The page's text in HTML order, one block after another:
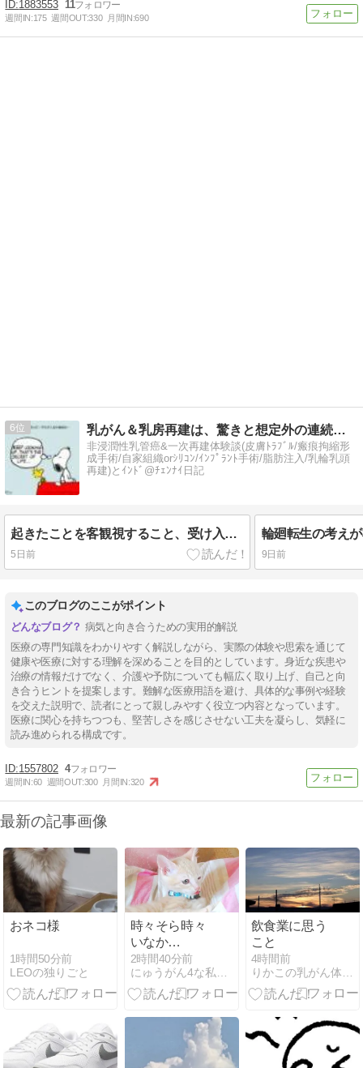
1883553 11
週間IN:175 週間OUT:330 月間IN:690
6 乳がん＆乳房再建は、驚きと想定外の連続！？を経てインド生活へ
非浸潤性乳管癌&一次再建体験談(皮膚ﾄﾗﾌﾞﾙ/瘢痕拘縮形
成手術/自家組織orｼﾘｺﾝ/ｲﾝﾌﾟﾗﾝﾄ手術/脂肪注入/乳輪乳頭
再建)とｲﾝﾄﾞ@ﾁｪﾝﾅｲ日記
起きたことを客観視すること、受け入れること
5日前 9日前
このブログのここがポイント
病気と向き合うための実用的解説
医療の専門知識をわかりやすく解説しながら、実際の体験や思索を通じて
健康や医療に対する理解を深めることを目的としています。身近な疾患や
治療の情報だけでなく、介護や予防についても幅広く取り上げ、自己と向
き合うヒントを提案します。難解な医療用語を避け、具体的な事例や経験
を交えた説明で、読者にとって親しみやすく役立つ内容となっています。
医療に関心を持ちつつも、堅苦しさを感じさせない工夫を凝らし、気軽に
読み進められる構成です。
1557802 4
週間IN:60 週間OUT:300 月間IN:320
最新の記事画像
おネコ様
1時間50分前
LEOの独りごと
時々そら時々
いなか
（nya.3489）
2時間40分前
にゅうがん4な私と風太（日本猫）のららら田舎生活
飲食業に思う
こと
4時間前
りかこの乳がん体験記